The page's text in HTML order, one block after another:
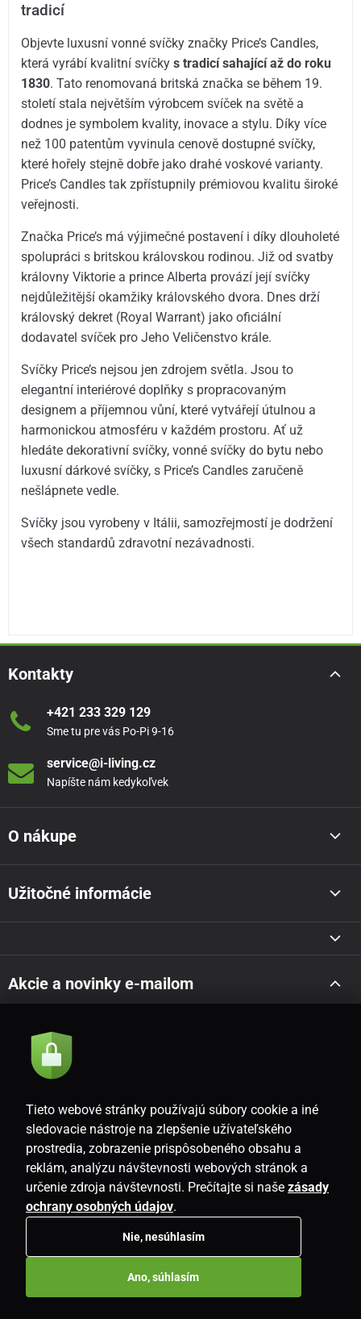
tradicí
Objevte luxusní vonné svíčky značky Price’s Candles,
která vyrábí kvalitní svíčkys tradicí sahající až do roku
1830. Tato renomovaná britská značka se během 19.
století stala největším výrobcem svíček na světě a
dodnes je symbolem kvality, inovace a stylu. Díky více
než 100 patentům vyvinula cenově dostupné svíčky,
které hořely stejně dobře jako drahé voskové varianty.
Price’s Candles tak zpřístupnily prémiovou kvalitu široké
veřejnosti.
Značka Price’s má výjimečné postavení i díky dlouholeté
spolupráci s britskou královskou rodinou. Již od svatby
královny Viktorie a prince Alberta provází její svíčky
nejdůležitější okamžiky královského dvora. Dnes drží
královský dekret (Royal Warrant) jako oficiální
dodavatel svíček pro Jeho Veličenstvo krále.
Svíčky Price’s nejsou jen zdrojem světla. Jsou to
elegantní interiérové doplňky s propracovaným
designem a příjemnou vůní, které vytvářejí útulnou a
harmonickou atmosféru v každém prostoru. Ať už
hledáte dekorativní svíčky, vonné svíčky do bytu nebo
luxusní dárkové svíčky, s Price’s Candles zaručeně
nešlápnete vedle.
Svíčky jsou vyrobeny v Itálii, samozřejmostí je dodržení
všech standardů zdravotní nezávadnosti.
Kontakty
+421 233 329 129
Sme tu pre vás Po-Pi 9-16
service@i-living.cz
Napíšte nám kedykoľvek
O nákupe
Užitočné informácie
Akcie a novinky e-mailom
Súhlasím so
SK
www.i-living.sk
Tieto webové stránky používajú súbory cookie a iné
sledovacie nástroje na zlepšenie užívateľského
prostredia, zobrazenie prispôsobeného obsahu a
reklám, analýzu návštevnosti webových stránok a
určenie zdroja návštevnosti. Prečítajte si naše zásady
ochrany osobných údajov.
Nie, nesúhlasím
Ano, súhlasím